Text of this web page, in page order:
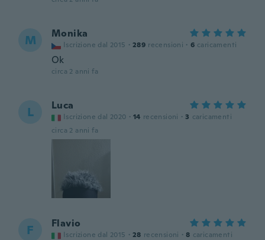
M Monika
Iscrizione dal 2015 · 289 recensioni · 6 caricamenti
Ok
circa 2 anni fa
L Luca
Iscrizione dal 2020 · 14 recensioni · 3 caricamenti
circa 2 anni fa
F Flavio
Iscrizione dal 2015 · 28 recensioni · 8 caricamenti